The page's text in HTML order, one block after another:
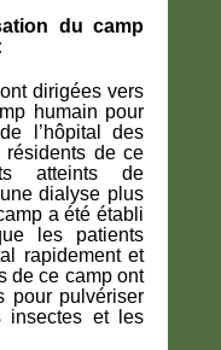
du camp
dirigées vers
humain pour
l’hôpital des
résidents de ce
atteints de
dialyse plus
a été établi
les patients
rapidement et
de ce camp ont
pour pulvériser
insectes et les